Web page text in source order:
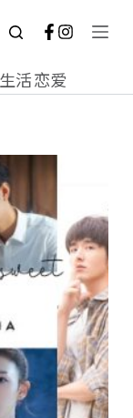
生活恋爱